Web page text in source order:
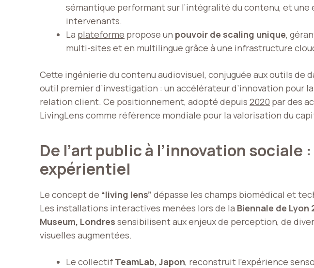
sémantique performant sur l’intégralité du contenu, et
intervenants.
La plateforme propose un pouvoir de scaling unique,
multi-sites et en multilingue grâce à une infrastructure
Cette ingénierie du contenu audiovisuel, conjuguée aux outils
outil premier d’investigation : un accélérateur d’innovation
relation client. Ce positionnement, adopté depuis 2020 par des
LivingLens comme référence mondiale pour la valorisation du
De l’art public à l’innovation
expérientiel
Le concept de “living lens” dépasse les champs biomédical et
Les installations interactives menées lors de la Biennale de Lyon
Museum, Londres sensibilisent aux enjeux de perception, de
visuelles augmentées.
Le collectif TeamLab, Japon, reconstruit l’expérience